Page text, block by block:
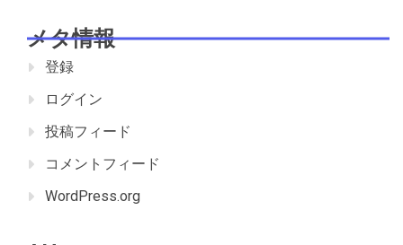
メタ情報
登録
ログイン
投稿フィード
コメントフィード
WordPress.org